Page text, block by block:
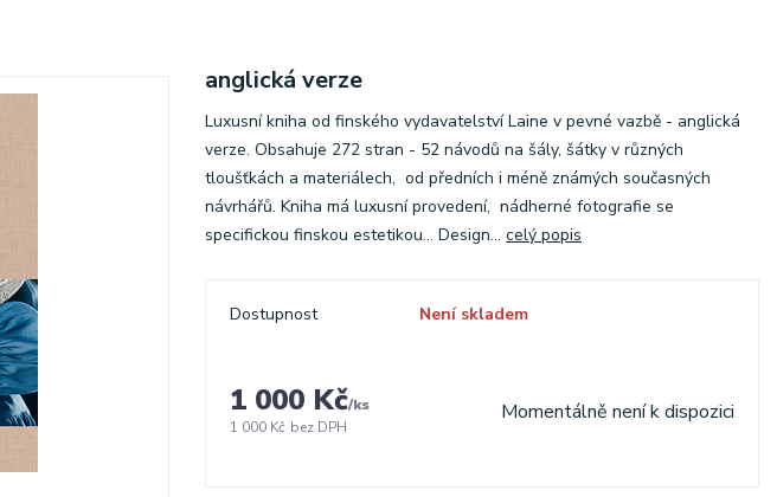
anglická verze
Luxusní kniha od finského vydavatelství Laine v pevné vazbě - anglická
verze. Obsahuje 272 stran - 52 návodů na šály, šátky v různých
tloušťkách a materiálech, od předních i méně známých současných
návrhářů. Kniha má luxusní provedení, nádherné fotografie se
specifickou finskou estetikou... Design...celý popis
Dostupnost Není skladem
1 000 Kč/ks
1 000 Kč bez DPH
Momentálně není k dispozici